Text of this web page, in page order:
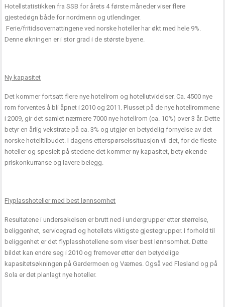
Hotellstatistikken fra SSB for årets 4 første måneder viser flere
gjestedøgn både for nordmenn og utlendinger.
Ferie/fritidsovernattingene ved norske hoteller har økt med hele 9%.
Denne økningen er i stor grad i de største byene.
Ny kapasitet
Det kommer fortsatt flere nye hotellrom og hotellutvidelser. Ca. 4500 nye
rom forventes å bli åpnet i 2010 og 2011. Plusset på de nye hotellrommene
i 2009, gir det samlet nærmere 7000 nye hotellrom (ca. 10%) over 3 år. Dette
betyr en årlig vekstrate på ca. 3% og utgjør en betydelig fornyelse av det
norske hotelltilbudet. I dagens etterspørselssituasjon vil det, for de fleste
hoteller og spesielt på stedene det kommer ny kapasitet, bety økende
priskonkurranse og lavere belegg.
Flyplasshoteller med best lønnsomhet
Resultatene i undersøkelsen er brutt ned i undergrupper etter størrelse,
beliggenhet, servicegrad og hotellets viktigste gjestegrupper. I forhold til
beliggenhet er det flyplasshotellene som viser best lønnsomhet. Dette
bildet kan endre seg i 2010 og fremover etter den betydelige
kapasitetsøkningen på Gardermoen og Værnes. Også ved Flesland og på
Sola er det planlagt nye hoteller.